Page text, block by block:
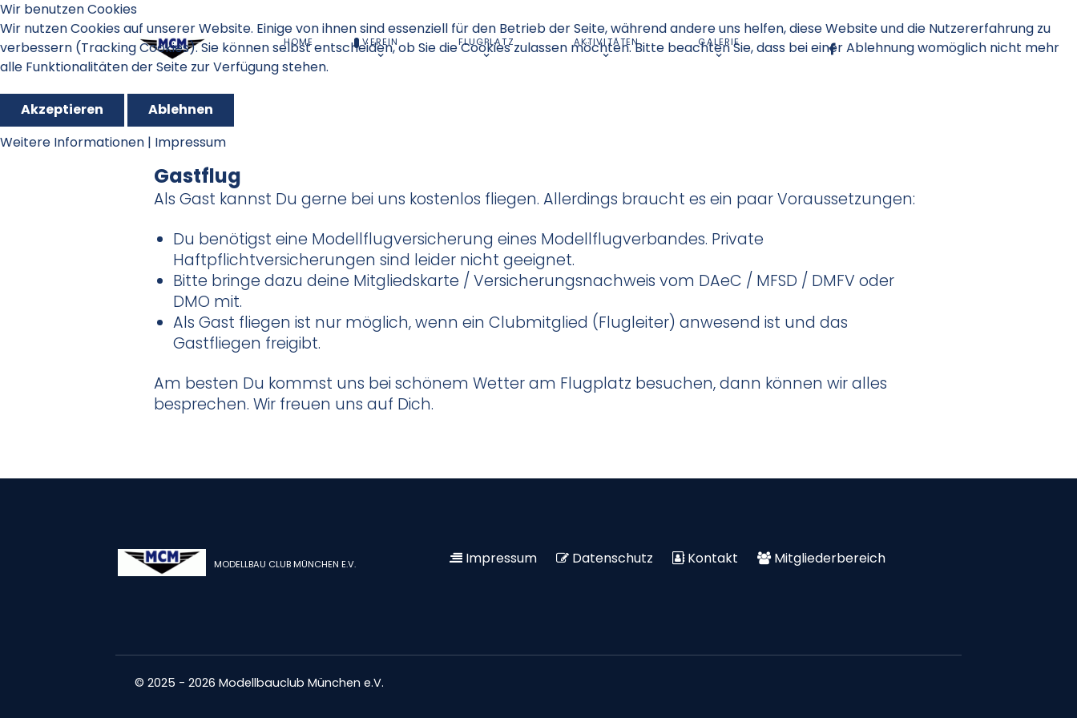
HOME VEREIN FLUGPLATZ AKTIVITÄTEN GALERIE
Gastflug
Als Gast kannst Du gerne bei uns kostenlos fliegen. Allerdings braucht es ein paar Voraussetzungen:
Du benötigst eine Modellflugversicherung eines Modellflugverbandes. Private
Haftpflichtversicherungen sind leider nicht geeignet.
Bitte bringe dazu deine Mitgliedskarte / Versicherungsnachweis vom DAeC / MFSD / DMFV oder
DMO mit.
Als Gast fliegen ist nur möglich, wenn ein Clubmitglied (Flugleiter) anwesend ist und das
Gastfliegen freigibt.
Am besten Du kommst uns bei schönem Wetter am Flugplatz besuchen, dann können wir alles
besprechen. Wir freuen uns auf Dich.
MODELLBAU CLUB MÜNCHEN E.V. Impressum Datenschutz Kontakt Mitgliederbereich
© 2025 - 2026 Modellbauclub München e.V.
Wir benutzen Cookies
Wir nutzen Cookies auf unserer Website. Einige von ihnen sind essenziell für den Betrieb der Seite, während andere uns helfen, diese Website und die Nutzererfahrung zu
verbessern (Tracking Cookies). Sie können selbst entscheiden, ob Sie die Cookies zulassen möchten. Bitte beachten Sie, dass bei einer Ablehnung womöglich nicht mehr
alle Funktionalitäten der Seite zur Verfügung stehen.
Akzeptieren
Ablehnen
Weitere Informationen | Impressum